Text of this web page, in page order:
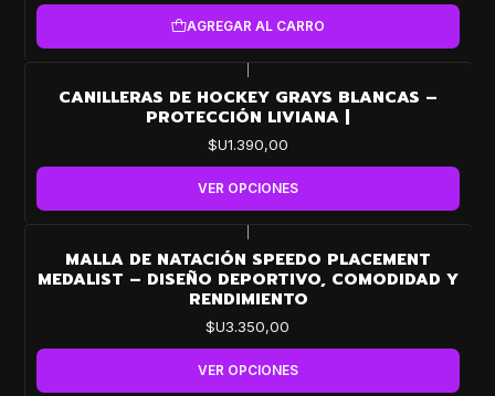
AGREGAR AL CARRO
CANILLERAS DE HOCKEY GRAYS BLANCAS –
PROTECCIÓN LIVIANA |
$U1.390,00
VER OPCIONES
MALLA DE NATACIÓN SPEEDO PLACEMENT
MEDALIST – DISEÑO DEPORTIVO, COMODIDAD Y
RENDIMIENTO
$U3.350,00
VER OPCIONES